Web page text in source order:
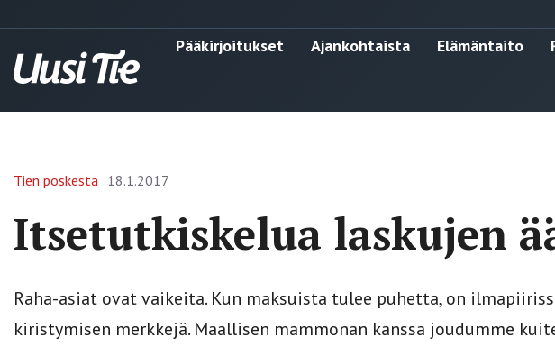
Pääkirjoitukset Ajankohtaista Elämäntaito
Tien poskesta 18.1.2017
Itsetutkiskelua laskujen
Raha-asiat ovat vaikeita. Kun maksuista tulee puhetta, on
kiristymisen merkkejä. Maallisen mammonan kanssa joudumme